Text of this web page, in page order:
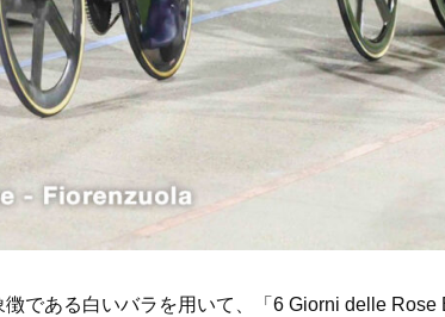
である白いバラを用いて、「6 Giorni delle